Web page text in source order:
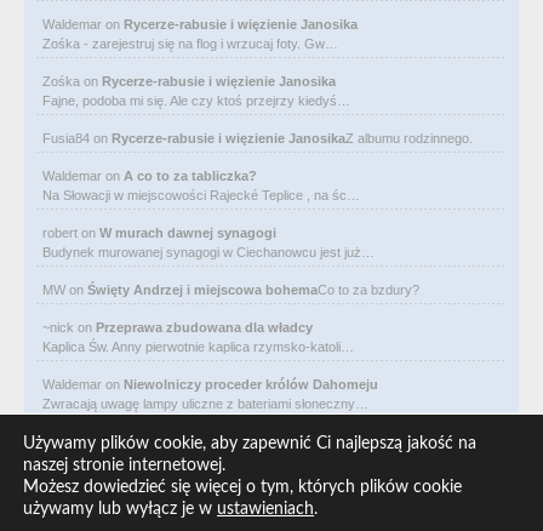
Waldemar on Rycerze-rabusie i więzienie Janosika
Zośka - zarejestruj się na flog i wrzucaj foty. Gw…
Zośka on Rycerze-rabusie i więzienie Janosika
Fajne, podoba mi się. Ale czy ktoś przejrzy kiedyś…
Fusia84 on Rycerze-rabusie i więzienie JanosikaZ albumu rodzinnego.
Waldemar on A co to za tabliczka?
Na Słowacji w miejscowości Rajecké Teplice , na śc…
robert on W murach dawnej synagogi
Budynek murowanej synagogi w Ciechanowcu jest już…
MW on Święty Andrzej i miejscowa bohemaCo to za bzdury?
~nick on Przeprawa zbudowana dla władcy
Kaplica Św. Anny pierwotnie kaplica rzymsko-katoli…
Waldemar on Niewolniczy proceder królów Dahomeju
Zwracają uwagę lampy uliczne z bateriami słoneczny…
Waldemar on Adam Asnyk. Poeta z mojego miasta
CIEKAWOSTKA że pod banderą Malty pływa statek m/v…
Waldemar on
Historia na Wawelskim Wzgórzu
Michał Bogoria Skotnicki (1775–1808). Portret Mich…
Używamy plików cookie, aby zapewnić Ci najlepszą jakość na
naszej stronie internetowej.
Możesz dowiedzieć się więcej o tym, których plików cookie
używamy lub wyłącz je w ustawieniach.